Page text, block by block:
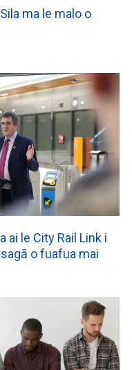
ma le malo o
ai le City Rail Link i
o fuafua mai